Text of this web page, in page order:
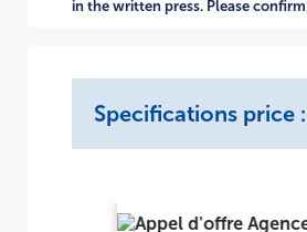
trois (03) mois. L'ouverture des
et de Régulation Foncières
in the written press. Please
Specifications price